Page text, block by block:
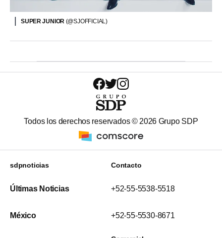
SUPER JUNIOR (@SJOFFICIAL)
Todos los derechos reservados © 2026 Grupo SDP
sdpnoticias
Últimas Noticias
México
Contacto
+52-55-5538-5518
+52-55-5530-8671